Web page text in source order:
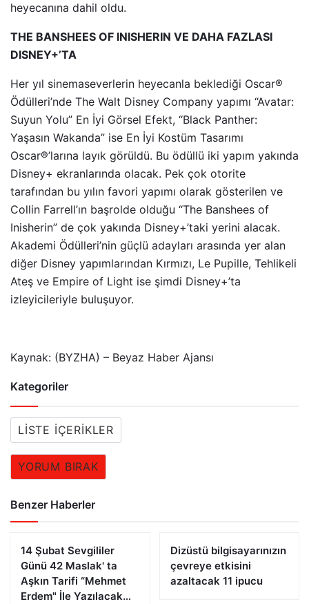
heyecanına dahil oldu.
THE BANSHEES OF INISHERIN VE DAHA FAZLASI
DISNEY+’TA
Her yıl sinemaseverlerin heyecanla beklediği Oscar®️
Ödülleri’nde The Walt Disney Company yapımı “Avatar:
Suyun Yolu” En İyi Görsel Efekt, “Black Panther:
Yaşasın Wakanda” ise En İyi Kostüm Tasarımı
Oscar®️’larına layık görüldü. Bu ödüllü iki yapım yakında
Disney+ ekranlarında olacak. Pek çok otorite
tarafından bu yılın favori yapımı olarak gösterilen ve
Collin Farrell’ın başrolde olduğu “The Banshees of
Inisherin” de çok yakında Disney+’taki yerini alacak.
Akademi Ödülleri’nin güçlü adayları arasında yer alan
diğer Disney yapımlarından Kırmızı, Le Pupille, Tehlikeli
Ateş ve Empire of Light ise şimdi Disney+’ta
izleyicileriyle buluşuyor.
Kaynak: (BYZHA) – Beyaz Haber Ajansı
Kategoriler
LISTE İÇERIKLER
YORUM BIRAK
Benzer Haberler
14 Şubat Sevgililer
Günü 42 Maslak' ta
Aşkın Tarifi “Mehmet
Erdem" İle Yazılacak…
Dizüstü bilgisayarınızın
çevreye etkisini
azaltacak 11 ipucu